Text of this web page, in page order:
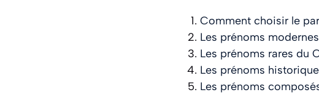
Comment choisir le
Les prénoms
Les prénoms rares du
Les prénoms
Les prénoms